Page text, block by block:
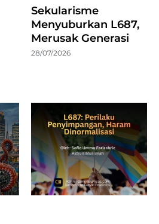
Sekularisme
Menyuburkan L687,
Merusak Generasi
28/07/2026